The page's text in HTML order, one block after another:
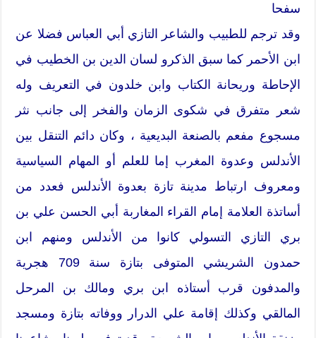
سفحا
وقد ترجم للطبيب والشاعر التازي أبي العباس فضلا عن
ابن الأحمر كما سبق الذكرو لسان الدين بن الخطيب في
الإحاطة وريحانة الكتاب وابن خلدون في التعريف وله
شعر متفرق في شكوى الزمان والفخر إلى جانب نثر
مسجوع مفعم بالصنعة البديعية ، وكان دائم التنقل بين
الأندلس وعدوة المغرب إما للعلم أو المهام السياسية
ومعروف ارتباط مدينة تازة بعدوة الأندلس فعدد من
أساتذة العلامة إمام القراء المغاربة أبي الحسن علي بن
بري التازي التسولي كانوا من الأندلس ومنهم ابن
حمدون الشريشي المتوفى بتازة سنة 709 هجرية
والمدفون قرب أستاذه ابن بري ومالك بن المرحل
المالقي وكذلك إقامة علي الدرار ووفاته بتازة ومسجد